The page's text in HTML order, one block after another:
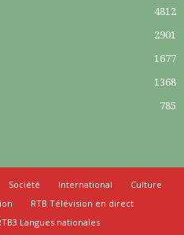
4812
2901
1677
1368
785
Société International
Culture
RTB Télévision en direct
Langues nationales